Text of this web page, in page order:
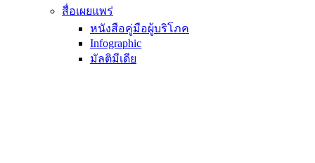
สื่อเผยแพร่
หนังสือคู่มือผู้บริโภค
Infographic
มัลติมีเดีย